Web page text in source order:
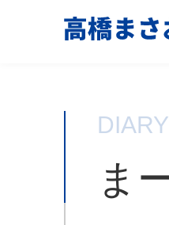
DIARY
ま